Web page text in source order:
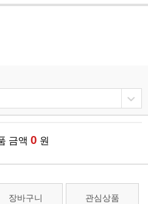
금액 0 원
장바구니 관심상품